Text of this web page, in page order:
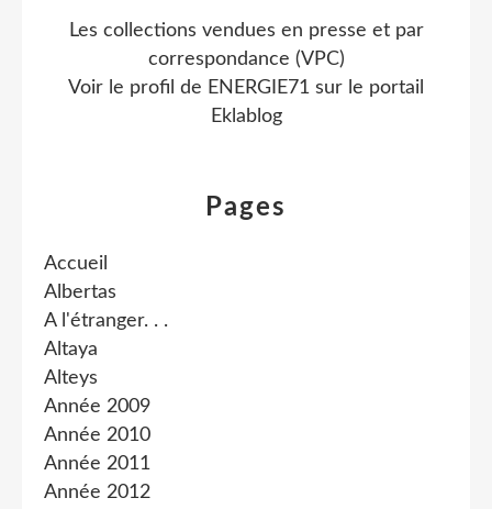
Pages
Accueil
Albertas
A l'étranger. . .
Altaya
Alteys
Année 2009
Année 2010
Année 2011
Année 2012
Les collections vendues en presse et par
correspondance (VPC)
Voir le profil de ENERGIE71 sur le portail
Eklablog